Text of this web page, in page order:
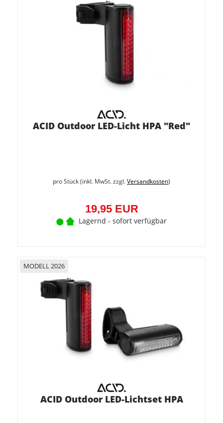
ACID Outdoor LED-Licht HPA "Red"
pro Stück (inkl. MwSt. zzgl.Versandkosten)
19,95 EUR
Lagernd - sofort verfügbar
MODELL 2026
ACID Outdoor LED-Lichtset HPA